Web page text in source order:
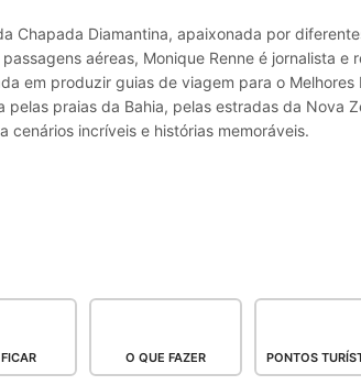
Chapada Diamantina, apaixonada por
aéreas, Monique Renne é jornalista
em produzir guias de viagem para o Melhores
pelas praias da Bahia, pelas estradas da Nova
cenários incríveis e histórias memoráveis.
O QUE FAZER PONTOS